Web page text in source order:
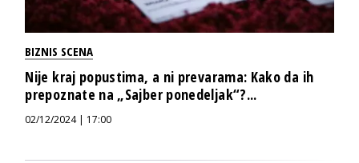
BIZNIS SCENA
Nije kraj popustima, a ni prevarama: Kako da ih
prepoznate na „Sajber ponedeljak“?...
02/12/2024 | 17:00